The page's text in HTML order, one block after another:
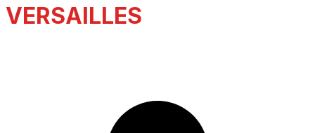
VERSAILLES